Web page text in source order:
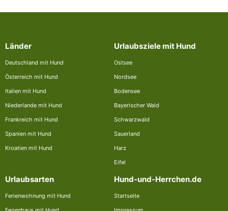
Länder
Deutschland mit Hund
Österreich mit Hund
Italien mit Hund
Niederlande mit Hund
Frankreich mit Hund
Spanien mit Hund
Kroatien mit Hund
Urlaubsziele mit Hund
Ostsee
Nordsee
Bodensee
Bayerischer Wald
Schwarzwald
Sauerland
Harz
Eifel
Urlaubsarten
Ferienwohnung mit Hund
Hund-und-Herrchen.de
Startseite